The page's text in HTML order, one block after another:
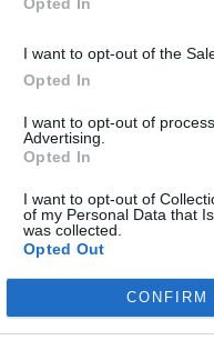
I want to opt-out of the
Opted In
I want to opt-out of
Advertising.
Opted In
I want to opt-out of
of my Personal Data that
was collected.
Opted Out
CONFIRM
registruoti
komentaruose!